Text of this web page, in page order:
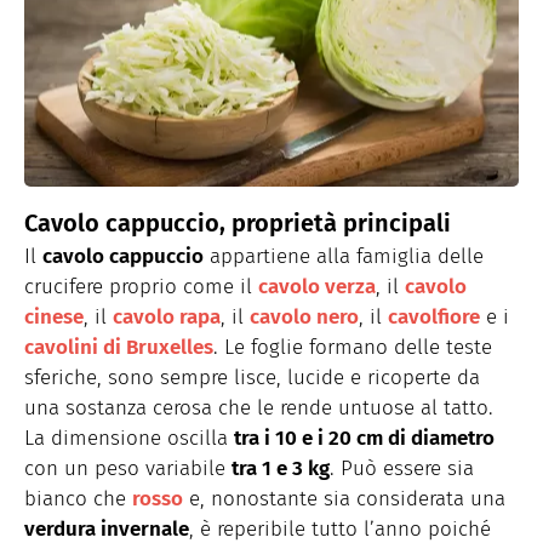
Cavolo cappuccio, proprietà principali
Il cavolo cappuccio appartiene alla famiglia delle
crucifere proprio come il cavolo verza, il cavolo
cinese, il cavolo rapa, il cavolo nero, il cavolfiore e i
cavolini di Bruxelles. Le foglie formano delle teste
sferiche, sono sempre lisce, lucide e ricoperte da
una sostanza cerosa che le rende untuose al tatto.
La dimensione oscilla tra i 10 e i 20 cm di diametro
con un peso variabile tra 1 e 3 kg. Può essere sia
bianco che rosso e, nonostante sia considerata una
verdura invernale, è reperibile tutto l’anno poiché